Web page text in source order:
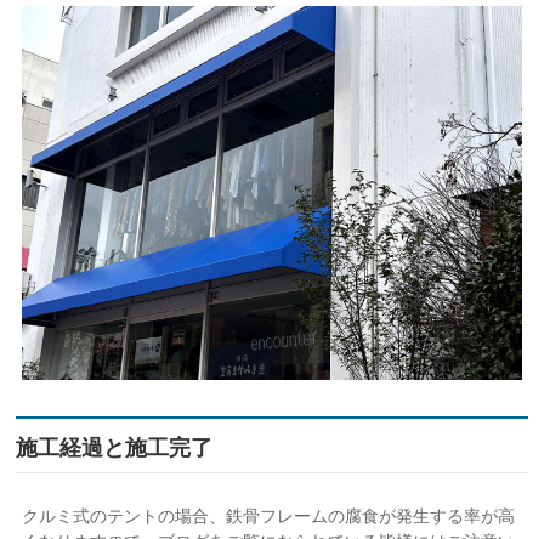
施工経過と施工完了
クルミ式のテントの場合、鉄骨フレームの腐食が発生する率が高